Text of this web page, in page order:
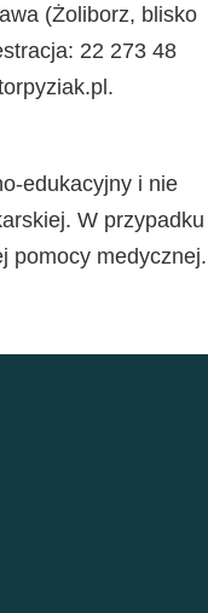
(Żoliborz, blisko
22 273 48
edukacyjny i nie
W przypadku
pomocy medycznej.